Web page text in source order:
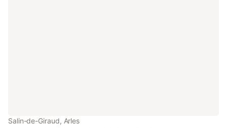
Salin-de-Giraud, Arles